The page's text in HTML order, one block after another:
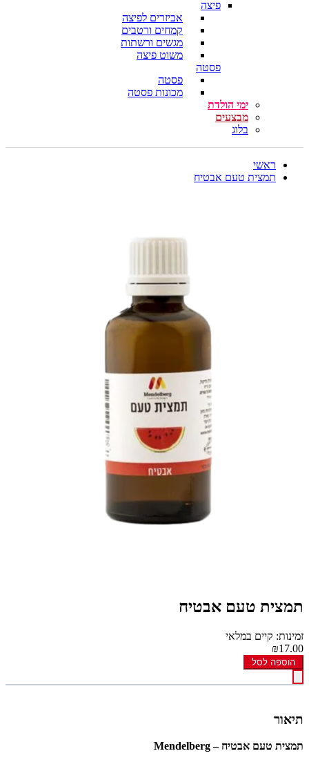
פיצה
אביזרים לפיצה
קמחים ורטבים
מגשים ורשתות
משוט פיצה
פסטה
פסטה
מכונות פסטה
ימי הולדת
מבצעים
בלוג
ראשי
תמצית טעם אבטיח
תמצית טעם אבטיח
זמינות: קיים במלאי
₪17.00
הוספה לסל
תיאור
תמצית טעם אבטיח – Mendelberg